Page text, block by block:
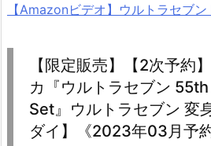
【Amazonビデオ】ウルトラセブ
【限定販売】【2次予約
カ『ウルトラセブン
Set』ウルトラセブン 変
ダイ】《2023年03月予約